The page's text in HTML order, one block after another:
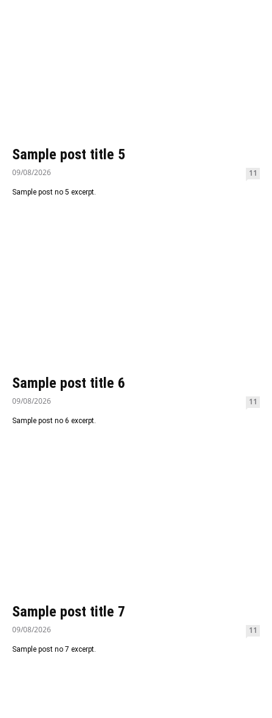
Sample post title 5
09/08/2026 11
Sample post no 5 excerpt.
Sample post title 6
09/08/2026 11
Sample post no 6 excerpt.
Sample post title 7
09/08/2026 11
Sample post no 7 excerpt.